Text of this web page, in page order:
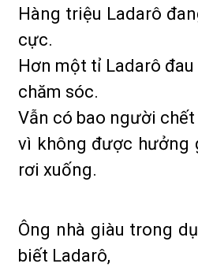
Hàng triệu Ladarô
cực.
Hơn một tỉ Ladarô
chăm sóc.
Vẫn có bao người
vì không được hưởng
rơi xuống.
Ông nhà giàu trong
biết Ladarô,